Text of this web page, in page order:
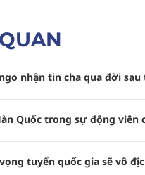
nhận tin cha qua đời
Quốc trong sự động viên
tuyển quốc gia sẽ vô